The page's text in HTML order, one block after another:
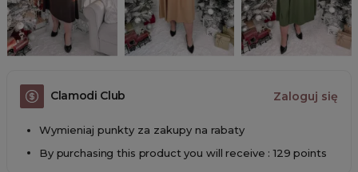
Clamodi Club Zaloguj się
Wymieniaj punkty za zakupy na rabaty
By purchasing this product you will receive : 129 points